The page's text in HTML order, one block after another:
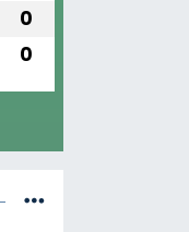
0
0